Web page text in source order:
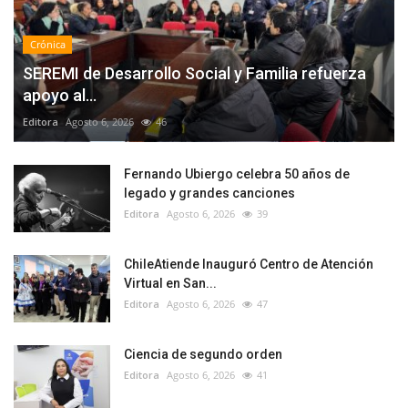
Crónica
SEREMI de Desarrollo Social y Familia refuerza
apoyo al...
Editora Agosto 6, 2026 46
Fernando Ubiergo celebra 50 años de
legado y grandes canciones
Editora Agosto 6, 2026 39
ChileAtiende Inauguró Centro de Atención
Virtual en San...
Editora Agosto 6, 2026 47
Ciencia de segundo orden
Editora Agosto 6, 2026 41